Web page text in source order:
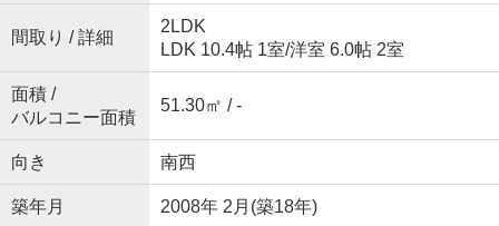
間取り / 詳細
2LDK
LDK 10.4帖 1室/洋室 6.0帖 2室
面積 /
バルコニー面積
51.30㎡ / -
向き 南西
築年月 2008年 2月(築18年)